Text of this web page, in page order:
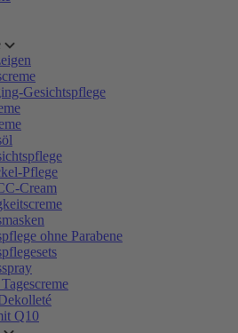
Gesichtspflege
Pflege
Cream
ohne Parabene
Q10